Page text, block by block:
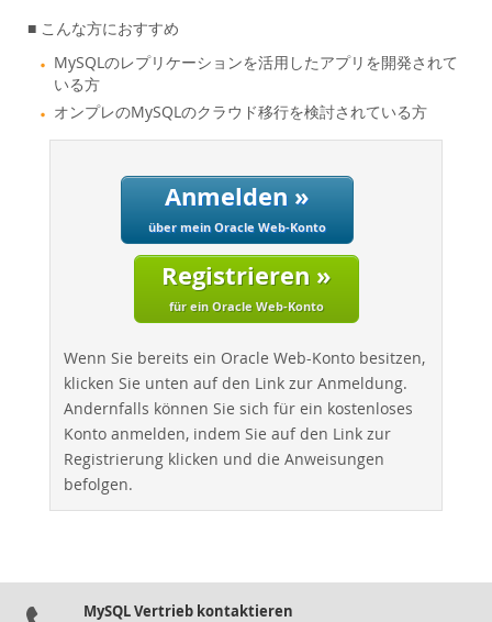
■ こんな方におすすめ
MySQLのレプリケーションを活用したアプリを開発されて
いる方
オンプレのMySQLのクラウド移行を検討されている方
Anmelden »
über mein Oracle Web-Konto
Registrieren »
für ein Oracle Web-Konto
Wenn Sie bereits ein Oracle Web-Konto besitzen,
klicken Sie unten auf den Link zur Anmeldung.
Andernfalls können Sie sich für ein kostenloses
Konto anmelden, indem Sie auf den Link zur
Registrierung klicken und die Anweisungen
befolgen.
MySQL Vertrieb kontaktieren